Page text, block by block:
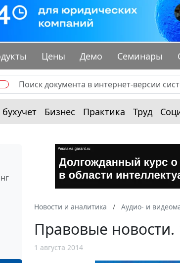
Цены Демо Семинары
Бизнес Практика Труд
Новости и аналитика Аудио- и
Правовые новости.
1 августа 2014